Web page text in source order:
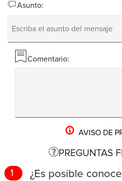
Asunto:
Comentario:
AVISO DE
PREGUNTAS
1
¿Es posible